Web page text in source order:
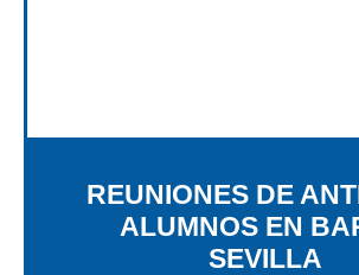
REUNIONES DE
ALUMNOS EN
SEVILLA